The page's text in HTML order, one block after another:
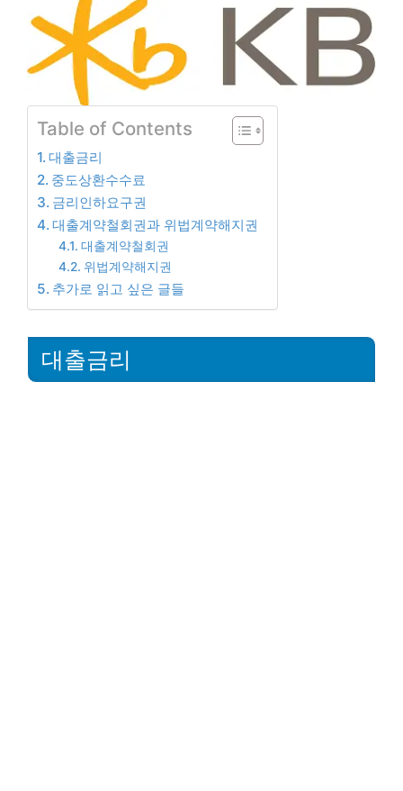
Table of Contents
대출금리
중도상환수수료
금리인하요구권
대출계약철회권과 위법계약해지권
대출계약철회권
위법계약해지권
추가로 읽고 싶은 글들
대출금리